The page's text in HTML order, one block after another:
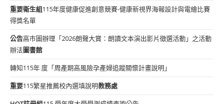
重要衛生組115年度健康促進創意競賽-健康新視界海報設計與電繪比賽
得獎名單
公告高市圖辦理「2026朗聲大賞：朗讀文本演出影片徵選活動」之活動
辦法圖書館
轉知115年 度「周產期高風險孕產婦追蹤關懷計畫說明」
重要115繁星推薦校內選填說明教務處